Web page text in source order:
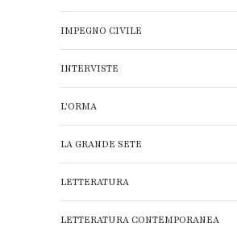
IMPEGNO CIVILE
INTERVISTE
L'ORMA
LA GRANDE SETE
LETTERATURA
LETTERATURA CONTEMPORANEA